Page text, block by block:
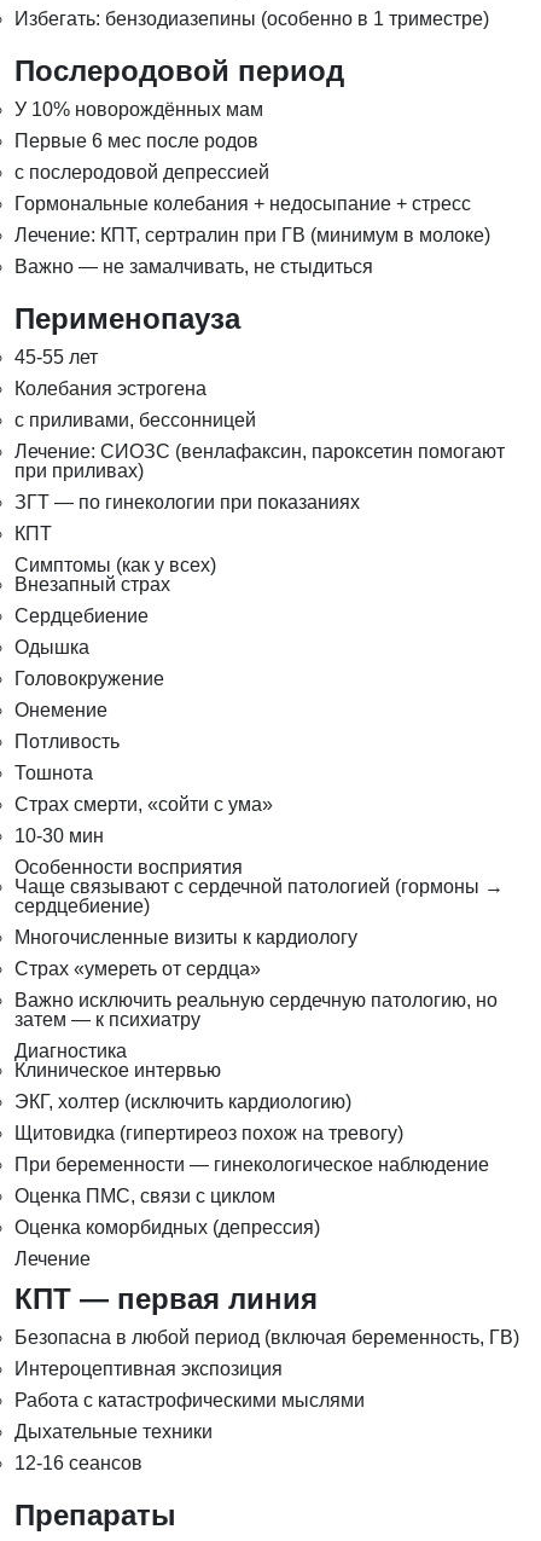
Избегать: бензодиазепины (особенно в 1 триместре)
Послеродовой период
У 10% новорождённых мам
Первые 6 мес после родов
с послеродовой депрессией
Гормональные колебания + недосыпание + стресс
Лечение: КПТ, сертралин при ГВ (минимум в молоке)
Важно — не замалчивать, не стыдиться
Перименопауза
45-55 лет
Колебания эстрогена
с приливами, бессонницей
Лечение: СИОЗС (венлафаксин, пароксетин помогают
при приливах)
ЗГТ — по гинекологии при показаниях
КПТ
Симптомы (как у всех)
Внезапный страх
Сердцебиение
Одышка
Головокружение
Онемение
Потливость
Тошнота
Страх смерти, «сойти с ума»
10-30 мин
Особенности восприятия
Чаще связывают с сердечной патологией (гормоны →
сердцебиение)
Многочисленные визиты к кардиологу
Страх «умереть от сердца»
Важно исключить реальную сердечную патологию, но
затем — к психиатру
Диагностика
Клиническое интервью
ЭКГ, холтер (исключить кардиологию)
Щитовидка (гипертиреоз похож на тревогу)
При беременности — гинекологическое наблюдение
Оценка ПМС, связи с циклом
Оценка коморбидных (депрессия)
Лечение
КПТ — первая линия
Безопасна в любой период (включая беременность, ГВ)
Интероцептивная экспозиция
Работа с катастрофическими мыслями
Дыхательные техники
12-16 сеансов
Препараты